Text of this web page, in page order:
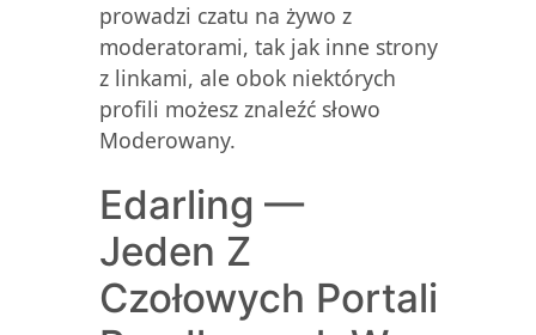
prowadzi czatu na żywo z
moderatorami, tak jak inne strony
z linkami, ale obok niektórych
profili możesz znaleźć słowo
Moderowany.
Edarling —
Jeden Z
Czołowych Portali